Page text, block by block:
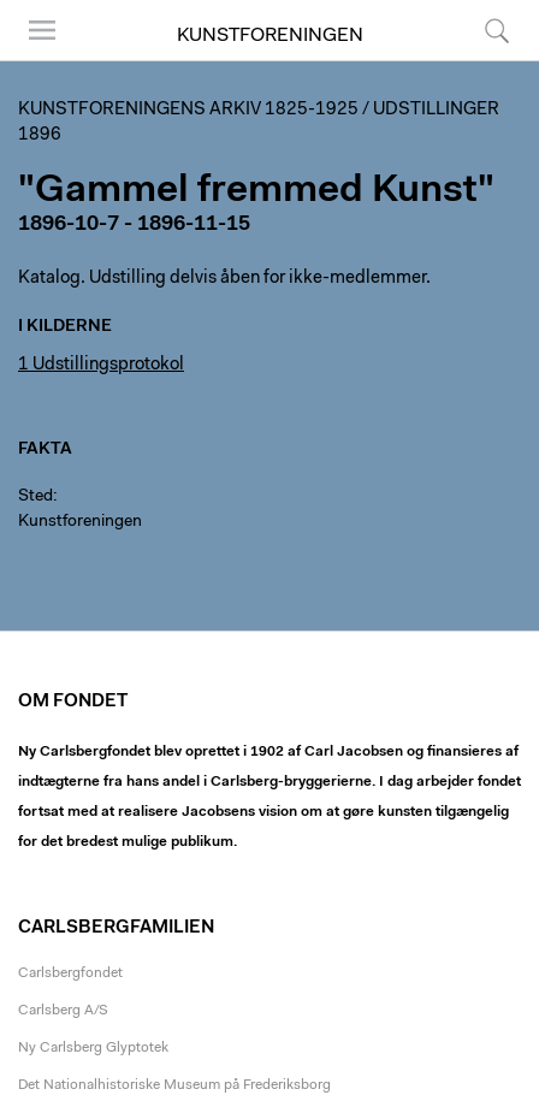
KUNSTFORENINGEN
KUNSTFORENINGENS ARKIV 1825-1925 / UDSTILLINGER
1896
"Gammel fremmed Kunst"
1896-10-7 - 1896-11-15
Katalog. Udstilling delvis åben for ikke-medlemmer.
I KILDERNE
1 Udstillingsprotokol
FAKTA
Sted
Kunstforeningen
OM FONDET
Ny Carlsbergfondet blev oprettet i 1902 af Carl Jacobsen og finansieres af
indtægterne fra hans andel i Carlsberg-bryggerierne. I dag arbejder fondet
fortsat med at realisere Jacobsens vision om at gøre kunsten tilgængelig
for det bredest mulige publikum.
CARLSBERGFAMILIEN
Carlsbergfondet
Carlsberg A/S
Ny Carlsberg Glyptotek
Det Nationalhistoriske Museum på Frederiksborg